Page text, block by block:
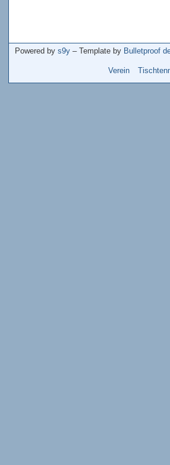
Powered by s9y – Template by Bulletproof
Verein